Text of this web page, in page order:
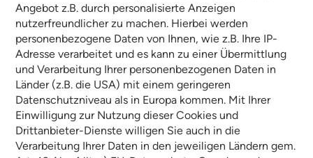
Angebot z.B. durch personalisierte Anzeigen
nutzerfreundlicher zu machen. Hierbei werden
personenbezogene Daten von Ihnen, wie z.B. Ihre IP-
Adresse verarbeitet und es kann zu einer Übermittlung
und Verarbeitung Ihrer personenbezogenen Daten in
Länder (z.B. die USA) mit einem geringeren
Datenschutzniveau als in Europa kommen. Mit Ihrer
Einwilligung zur Nutzung dieser Cookies und
Drittanbieter-Dienste willigen Sie auch in die
Verarbeitung Ihrer Daten in den jeweiligen Ländern gem.